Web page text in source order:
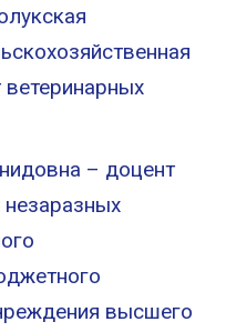
– доцент
высшего